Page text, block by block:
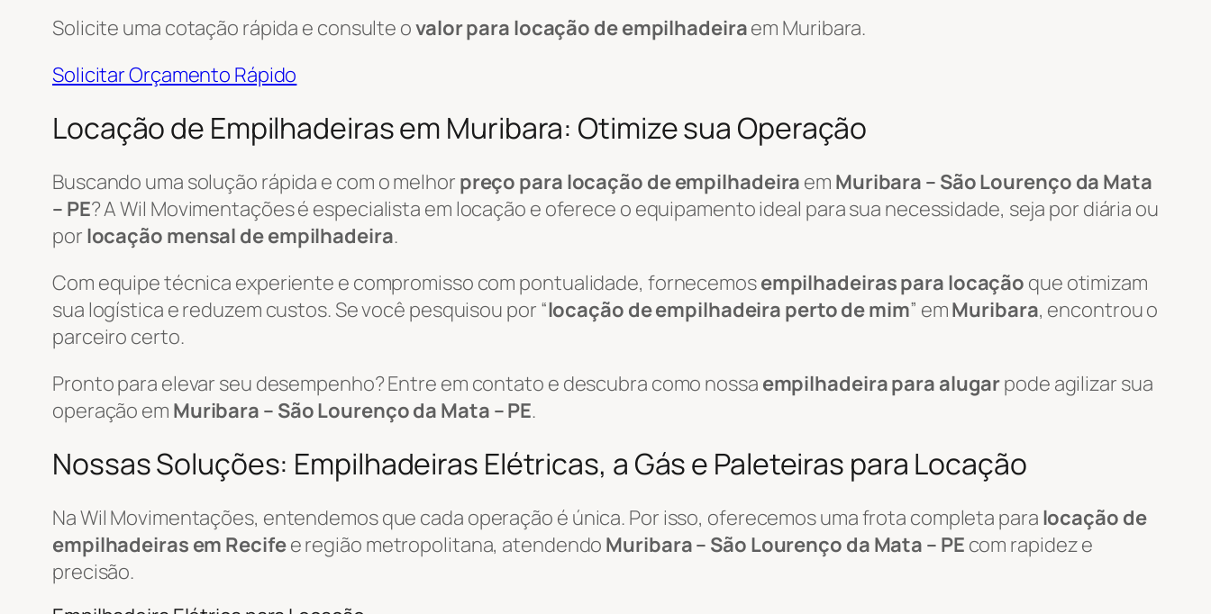
Solicite uma cotação rápida e consulte ovalor para locação de empilhadeiraem Muribara.
Solicitar Orçamento Rápido
Locação de Empilhadeiras em Muribara: Otimize sua Operação
Buscando uma solução rápida e com o melhor preço para locação de empilhadeira em Muribara – São Lourenço da Mata
– PE? A Wil Movimentações é especialista em locação e oferece o equipamento ideal para sua necessidade, seja por diária ou
por locação mensal de empilhadeira.
Com equipe técnica experiente e compromisso com pontualidade, fornecemosempilhadeiras para locação que otimizam
sua logística e reduzem custos. Se você pesquisou por “locação de empilhadeira perto de mim” emMuribara, encontrou o
parceiro certo.
Pronto para elevar seu desempenho? Entre em contato e descubra como nossa empilhadeira para alugarpode agilizar sua
operação em Muribara – São Lourenço da Mata – PE.
Nossas Soluções: Empilhadeiras Elétricas, a Gás e Paleteiras para Locação
Na Wil Movimentações, entendemos que cada operação é única. Por isso, oferecemos uma frota completa para locação de
empilhadeiras em Recifee região metropolitana, atendendo Muribara – São Lourenço da Mata – PE com rapidez e
precisão.